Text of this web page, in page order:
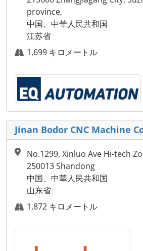
province,
中国、中華人民共和国
江苏省
1,699 キロメートル
Jinan Bodor CNC Machine
No.1299, Xinluo Ave Hi-tech
250013 Shandong
中国、中華人民共和国
山东省
1,872 キロメートル